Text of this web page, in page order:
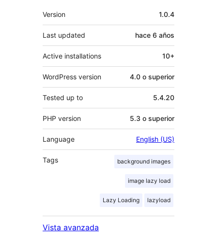
Meta
Version 1.0.4
Last updated hace 6 años
Active installations 10+
WordPress version 4.0 o superior
Tested up to 5.4.20
PHP version 5.3 o superior
Language English (US)
Tags background images
image lazy load
Lazy Loading lazyload
Vista avanzada